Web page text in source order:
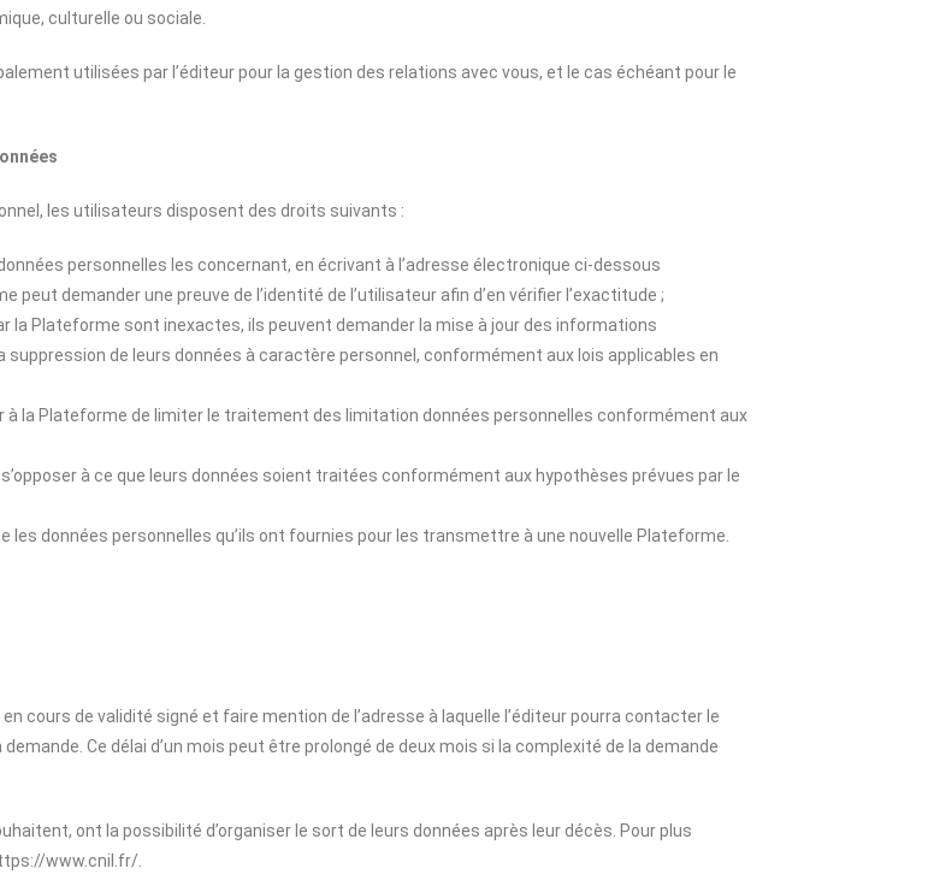
culturelle ou sociale.
utilisées par l’éditeur pour la gestion des relations avec vous, et le cas échéant pour le
les utilisateurs disposent des droits suivants :
personnelles les concernant, en écrivant à l’adresse électronique ci-dessous
demander une preuve de l’identité de l’utilisateur afin d’en vérifier l’exactitude ;
la Plateforme sont inexactes, ils peuvent demander la mise à jour des informations
de leurs données à caractère personnel, conformément aux lois applicables en
la Plateforme de limiter le traitement des limitation données personnelles conformément aux
à ce que leurs données soient traitées conformément aux hypothèses prévues par le
données personnelles qu’ils ont fournies pour les transmettre à une nouvelle Plateforme.
cours de validité signé et faire mention de l’adresse à laquelle l’éditeur pourra contacter le
Ce délai d’un mois peut être prolongé de deux mois si la complexité de la demande
ont la possibilité d’organiser le sort de leurs données après leur décès. Pour plus
www.cnil.fr/.